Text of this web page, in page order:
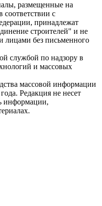
размещенные на
соответствии с
принадлежат
строителей" и не
лицами без письменного
службой по надзору в
и массовых
массовой информации
Редакция не несет
информации,